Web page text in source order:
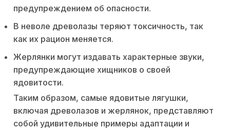
предупреждением об опасности.
В неволе древолазы теряют токсичность, так
как их рацион меняется.
Жерлянки могут издавать характерные звуки,
предупреждающие хищников о своей
ядовитости.
Таким образом, самые ядовитые лягушки,
включая древолазов и жерлянок, представляют
собой удивительные примеры адаптации и